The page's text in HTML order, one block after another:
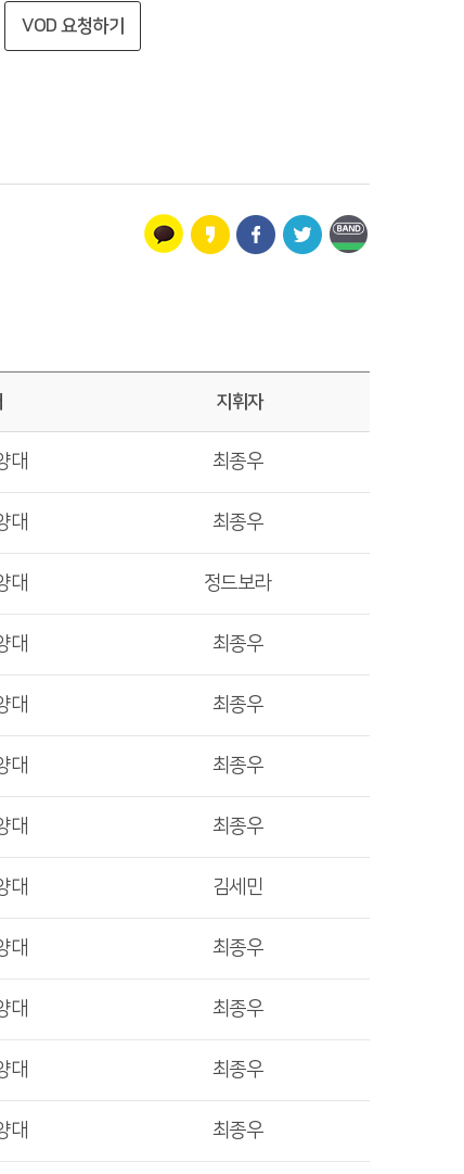
VOD 요청하기
지휘자
대 최종우
대 최종우
대 정드보라
대 최종우
대 최종우
대 최종우
대 최종우
대 김세민
대 최종우
대 최종우
대 최종우
대 최종우